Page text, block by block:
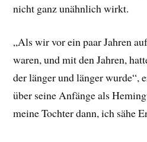
nicht ganz unähnlich wirkt.
„Als wir vor ein paar Jahren
waren, und mit den Jahren,
der länger und länger wurde“,
über seine Anfänge als
meine Tochter dann, ich sähe